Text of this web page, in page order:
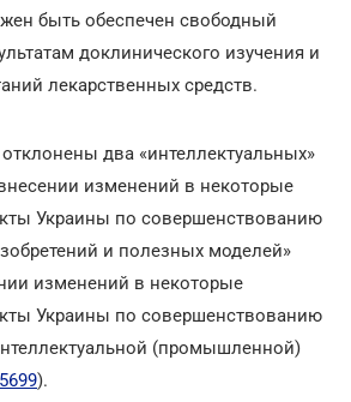
быть обеспечен свободный
доклинического изучения и
лекарственных средств.
два «интеллектуальных»
изменений в некоторые
Украины по совершенствованию
и полезных моделей»
изменений в некоторые
Украины по совершенствованию
(промышленной)
).